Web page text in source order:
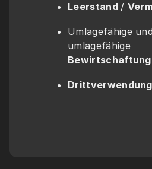
Leerstand /
Umlagefähige
umlagefähige